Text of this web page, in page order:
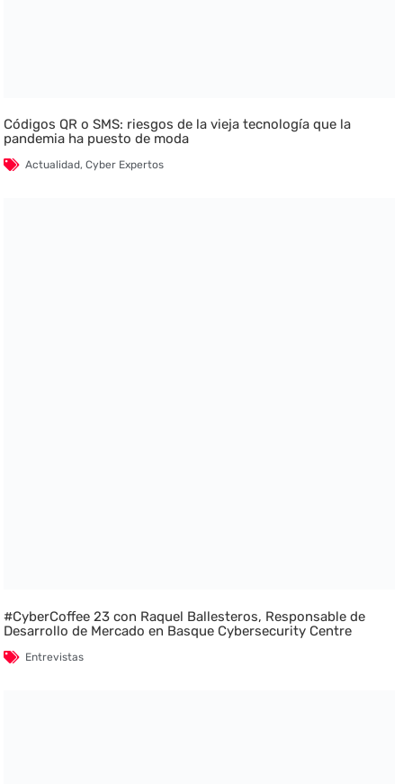
Códigos QR o SMS: riesgos de la vieja tecnología que la
pandemia ha puesto de moda
Actualidad,Cyber Expertos
#CyberCoffee 23 con Raquel Ballesteros, Responsable de
Desarrollo de Mercado en Basque Cybersecurity Centre
Entrevistas